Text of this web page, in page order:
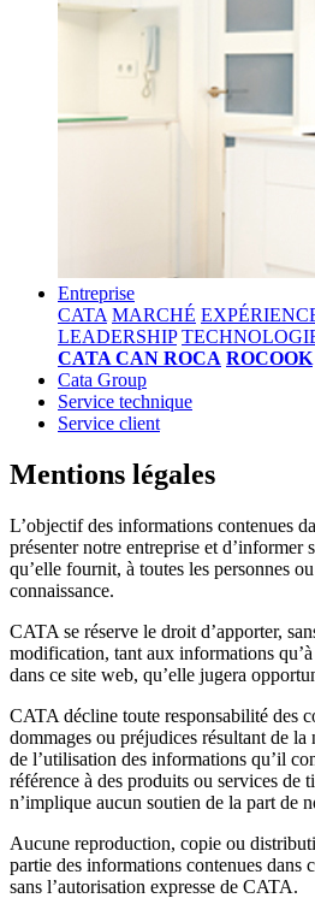
Entreprise
CATA MARCHÉ
LEADERSHIP
CATA CAN ROCA ROCOOK
Cata Group
Service technique
Service client
Mentions légales
L’objectif des informations contenues
présenter notre entreprise et d’informer
qu’elle fournit, à toutes les personnes
connaissance.
CATA se réserve le droit d’apporter,
modification, tant aux informations
dans ce site web, qu’elle jugera
CATA décline toute responsabilité des
dommages ou préjudices résultant de
de l’utilisation des informations qu’il
référence à des produits ou services de
n’implique aucun soutien de la part de
Aucune reproduction, copie ou
partie des informations contenues dans
sans l’autorisation expresse de CATA.